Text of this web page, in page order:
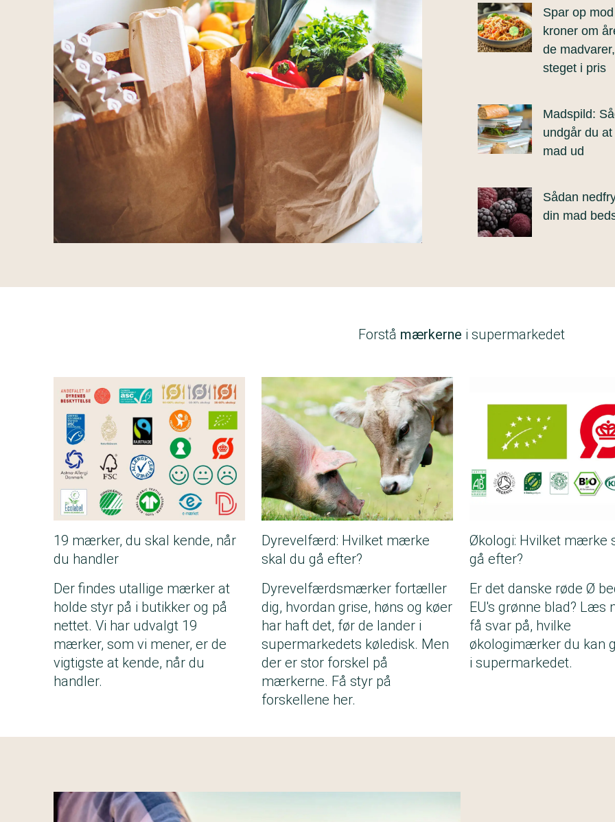
Spar op
kroner om
de
steget i pris
Madspild:
undgår du
mad ud
Sådan
din mad
Forstå mærkerne i supermarkedet
19 mærker, du skal kende, når
du handler
Der findes utallige mærker at
holde styr på i butikker og på
nettet. Vi har udvalgt 19
mærker, som vi mener, er de
vigtigste at kende, når du
handler.
Dyrevelfærd: Hvilket mærke
skal du gå efter?
Dyrevelfærdsmærker fortæller
dig, hvordan grise, høns og køer
har haft det, før de lander i
supermarkedets køledisk. Men
der er stor forskel på
mærkerne. Få styr på
forskellene her.
Økologi: Hvilket mærke
gå efter?
Er det danske røde Ø
EU's grønne blad? Læs
få svar på, hvilke
økologimærker du kan
i supermarkedet.